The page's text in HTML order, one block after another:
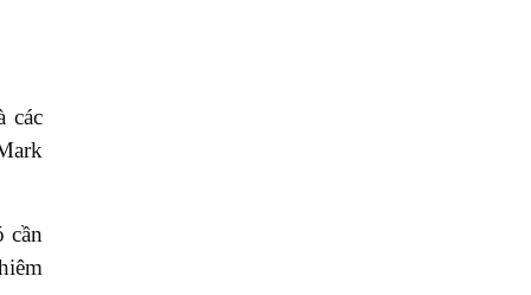
các
cần